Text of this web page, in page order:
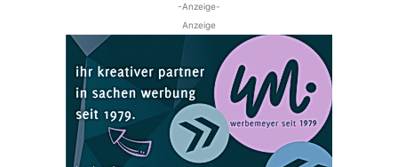
-Anzeige-
Anzeige